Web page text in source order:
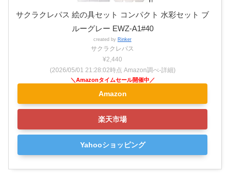
サクラクレパス 絵の具セット コンパクト 水彩セット ブ
ルーグレー EWZ-A1#40
created by Rinker
サクラクレパス
¥2,440
(2026/05/01 21:28:02時点 Amazon調べ-詳細)
Amazon
楽天市場
Yahooショッピング